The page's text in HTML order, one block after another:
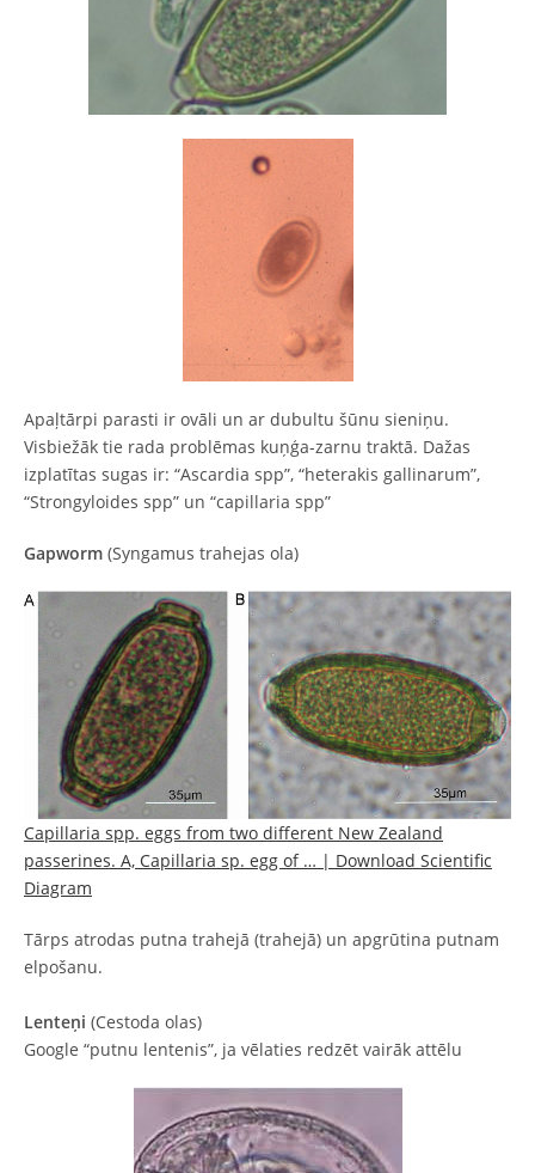
Apaļtārpi parasti ir ovāli un ar dubultu šūnu sieniņu.
Visbiežāk tie rada problēmas kuņģa-zarnu traktā. Dažas
izplatītas sugas ir: “Ascardia spp”, “heterakis gallinarum”,
“Strongyloides spp” un “capillaria spp”
Gapworm (Syngamus trahejas ola)
Capillaria spp. eggs from two different New Zealand
passerines. A, Capillaria sp. egg of … | Download Scientific
Diagram
Tārps atrodas putna trahejā (trahejā) un apgrūtina putnam
elpošanu.
Lenteņi (Cestoda olas)
Google “putnu lentenis”, ja vēlaties redzēt vairāk attēlu